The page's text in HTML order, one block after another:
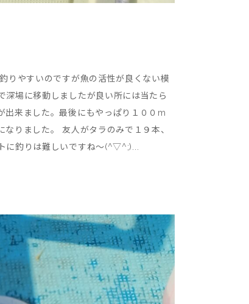
りやすいのですが魚の活性が良くない模
場に移動しましたが良い所には当たら
来ました。最後にもやっぱり１００m
りました。 友人がタラのみで１９本、
に釣りは難しいですね～(^▽^;)...